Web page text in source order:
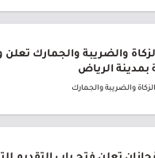
والضريبة والجمارك تعلن
بمدينة الرياض
والضريبة والجمارك